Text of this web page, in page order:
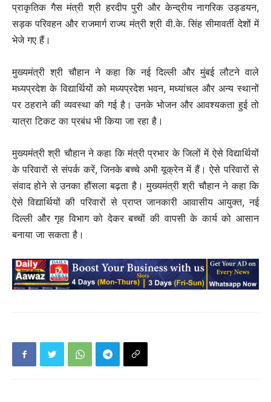
प्राकृतिक गैस मंत्री श्री हरदीप पुरी और केन्द्रीय नागरिक उड्डयन,
सड़क परिवहन और राजमार्ग राज्य मंत्री श्री वी.के. सिंह सीमावर्ती देशों में
भेजे गए हैं।
मुख्यमंत्री श्री चौहान ने कहा कि नई दिल्ली और मुंबई लौटने वाले
मध्यप्रदेश के विद्यार्थियों को मध्यप्रदेश भवन, मध्यांचल और अन्य स्थानों
पर ठहराने की व्यवस्था की गई है। उनके भोजन और आवश्यकता हुई तो
यात्रा टिकट का प्रबंध भी किया जा रहा है।
मुख्यमंत्री श्री चौहान ने कहा कि मंत्री प्रभार के जिलों में ऐसे विद्यार्थियों
के परिवारों से संपर्क करें, जिनके बच्चे अभी यूक्रेन में हैं। ऐसे परिवारों से
संवाद होने से उनका हौंसला बढ़ता है। मुख्यमंत्री श्री चौहान ने कहा कि
ऐसे विद्यार्थियों की परिवारों से प्राप्त जानकारी आवासीय आयुक्त, नई
दिल्ली और गृह विभाग को देकर बच्चों की वापसी के कार्य को आसान
बनाया जा सकता है।